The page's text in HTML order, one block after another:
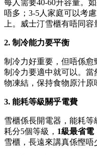
每人需要40-60升容量。
唔多；3-5人家庭可以考
上。威士汀雪櫃有唔同
2. 制冷能力要平衡
制冷力好重要，但唔係愈
制冷力要適中就可以。
物凍結，保持食物原汁原
3. 能耗等級關乎電費
雪櫃係長開電器，能耗
耗分5個等級， 1級最省電
雪櫃，長遠來講真係慳唔